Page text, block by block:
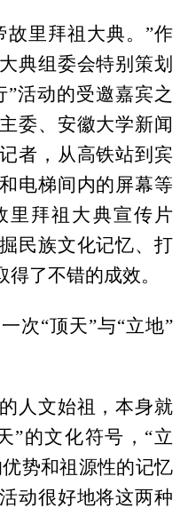
故里拜祖大典。”作
典组委会特别策划
”活动的受邀嘉宾之
委、安徽大学新闻
者，从高铁站到宾
电梯间内的屏幕等
里拜祖大典宣传片
民族文化记忆、打
了不错的成效。
次“顶天”与“立地”
人文始祖，本身就
”的文化符号，“立
势和祖源性的记忆
动很好地将这两种